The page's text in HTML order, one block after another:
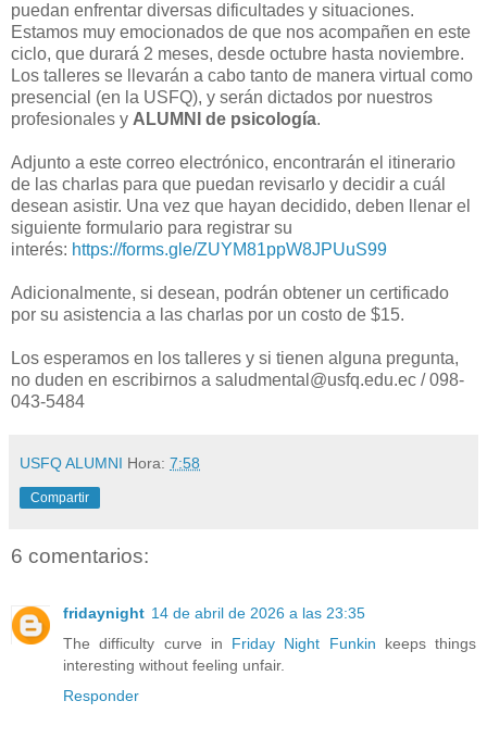
puedan enfrentar diversas dificultades y situaciones.
Estamos muy emocionados de que nos acompañen en este
ciclo, que durará 2 meses, desde octubre hasta noviembre.
Los talleres se llevarán a cabo tanto de manera virtual como
presencial (en la USFQ), y serán dictados por nuestros
profesionales y ALUMNI de psicología.
Adjunto a este correo electrónico, encontrarán el itinerario
de las charlas para que puedan revisarlo y decidir a cuál
desean asistir. Una vez que hayan decidido, deben llenar el
siguiente formulario para registrar su
interés: https://forms.gle/ZUYM81ppW8JPUuS99
Adicionalmente, si desean, podrán obtener un certificado
por su asistencia a las charlas por un costo de $15.
Los esperamos en los talleres y si tienen alguna pregunta,
no duden en escribirnos a saludmental@usfq.edu.ec / 098-
043-5484
USFQ ALUMNI Hora: 7:58
Compartir
6 comentarios:
fridaynight 14 de abril de 2026 a las 23:35
The difficulty curve in Friday Night Funkin keeps things
interesting without feeling unfair.
Responder